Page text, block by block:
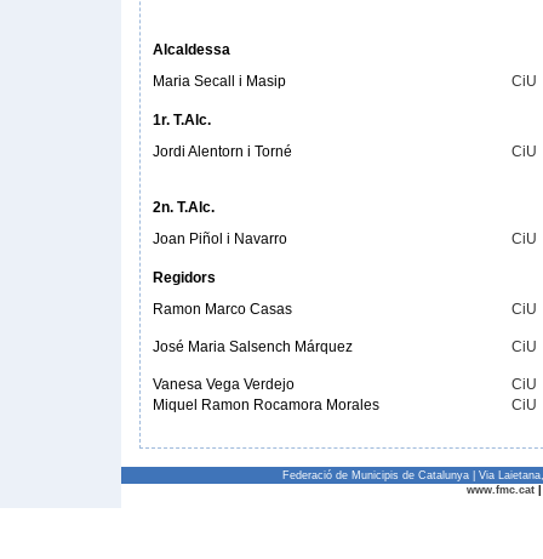
Alcaldessa
Maria Secall i Masip
CiU
1r. T.Alc.
Jordi Alentorn i Torné
CiU
2n. T.Alc.
Joan Piñol i Navarro
CiU
Regidors
Ramon Marco Casas
CiU
José Maria Salsench Márquez CiU
Vanesa Vega Verdejo
CiU
Miquel Ramon Rocamora Morales
CiU
Federació de Municipis de Catalunya | Via
www.fmc.cat